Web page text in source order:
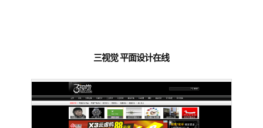
三视觉 平面设计在线